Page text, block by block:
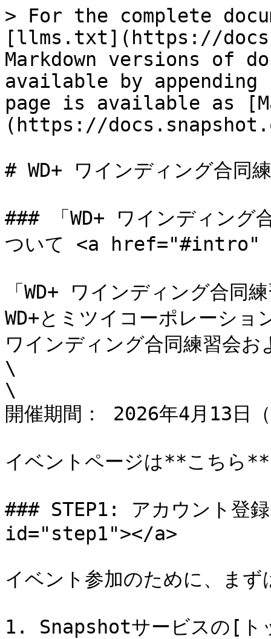
> For the complete
[llms.txt](https://
Markdown versions of
available by
page is available as
(https://
# WD+ ワインディング合同
### 「WD+ ワインディング
ついて <a
「WD+ ワインディング合
WD+とミツイコーポレーシ
ワインディング合同練習会
\
\
開催期間： 2026年4月13日
イベントページは**こちら**
### STEP1: アカウント
id="step1"></a>
イベント参加のために、ま
1. Snapshotサービスの[ト